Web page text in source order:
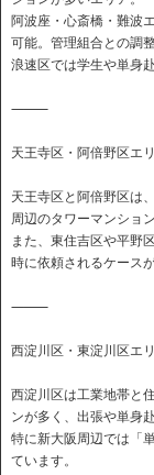
阿波座・心斎橋・難波
可能。管理組合との調
浪速区では学生や単身
⸻
天王寺区・阿倍野区エ
天王寺区と阿倍野区は
周辺のタワーマンショ
また、東住吉区や平野
時に依頼されるケース
⸻
西淀川区・東淀川区エ
西淀川区は工業地帯と
ンが多く、出張や単身
特に新大阪周辺では「
ています。